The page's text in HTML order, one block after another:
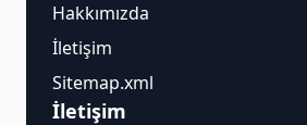
Hakkımızda
İletişim
Sitemap.xml
İletişim